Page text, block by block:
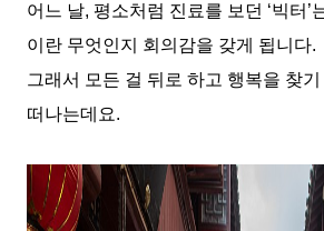
어느 날, 평소처럼 진료를 보던 ‘빅터 ’
이란 무엇인지 회의감을 갖게 됩니다.
그래서 모든 걸 뒤로 하고 행복을 찾
떠나는데요.